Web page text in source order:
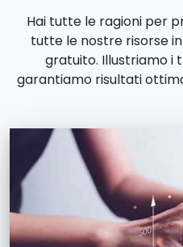
Hai tutte le ragioni per
tutte le nostre risorse
gratuito. Illustriamo i
garantiamo risultati